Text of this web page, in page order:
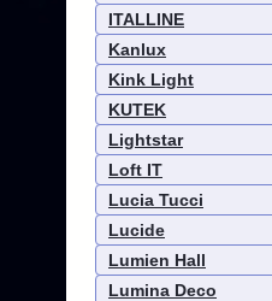
ITALLINE
Kanlux
Kink Light
KUTEK
Lightstar
Loft IT
Lucia Tucci
Lucide
Lumien Hall
Lumina Deco